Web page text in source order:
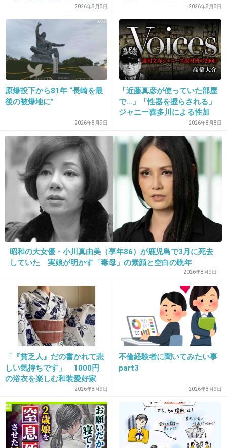
基本はしないかな。
悪口にしかならんし。
+4 -1
17. 匿名2026/07/08(水) 11:39:50
会社の社長が高市トランプ推しで辛い
+8 -4
18. 匿名2026/07/08(水) 11:39:58
言わない
たまに話題にする人いるけど癖強な人が多いから自分もあ
あはなりたくないんで自分は話題にしない
+6 -2
正義が社会を救えないなら
愛しかないでしょう
+0 -0
20. 匿名2026/07/08(水) 11:40:28
旦那や親とは話すかな。親は遠方にいるから電話した時に
たまにだけど
+2
を知らされず激怒「信頼関係
が保てない状態で夫婦を続け
るのは無理」
2026年8月8日
年の彫り師YouTuberの動画
が話題
2026年8月8日
原爆投下から81年 “長崎を最
後の被爆地に”
2026年8月9日
「近藤真彦が使っていた部屋
で…」「性器を握らされる」
ジャニー喜多川による性加
害、語り始めた被害者たち
《徹底取材の裏側》
2026年8月8日
昭和の大女優・小川真由美（享年86）が鹿児島で3月に死去
していた 実娘が明かす「毒母」の素顔と空白の晩年
2026年8月9日
「『貧乏人』だの書かれて悲
しい気持ちです」 1000円
の浴衣を楽しむ和装愛好家
涼やかな着こなしに寄せられ
た心ない声
2026年8月9日
不倫経験者に聞いてみたい事
part3
2026年8月9日